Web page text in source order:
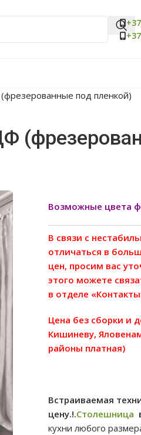
под пленкой)
Возможные цвета
В связи с
отличаться в
цен, просим вас
этого можете
в отделе
Цена без сборки и
Кишиневу,
районы платная)
Встраиваемая
цену.!.Столешница
кухни любого